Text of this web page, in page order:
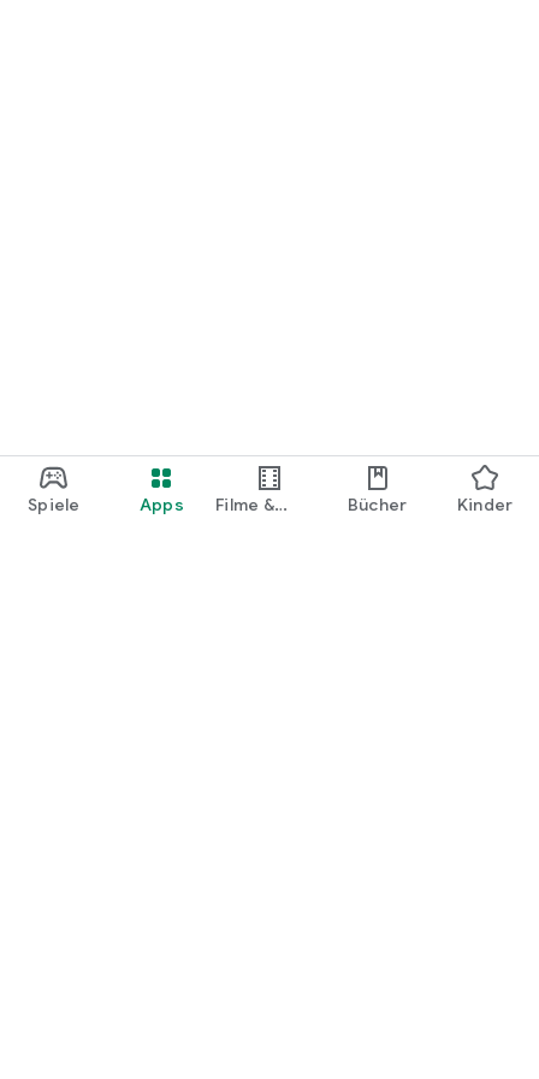
Spiele Apps
Filme &
Bücher Kinder